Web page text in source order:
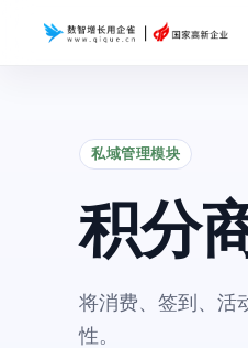
私域管理模块
积分
将消费、签到、活
性。